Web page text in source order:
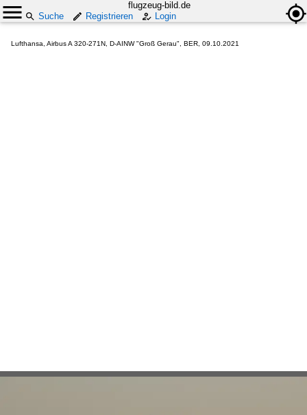
flugzeug-bild.de
Suche
Registrieren Login
Lufthansa, Airbus A 320-271N, D-AINW "Groß Gerau", BER, 09.10.2021